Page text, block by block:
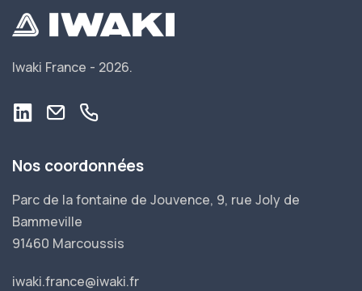
Iwaki France - 2026.
Nos coordonnées
Parc de la fontaine de Jouvence, 9, rue Joly de
Bammeville
91460 Marcoussis
iwaki.france@iwaki.fr